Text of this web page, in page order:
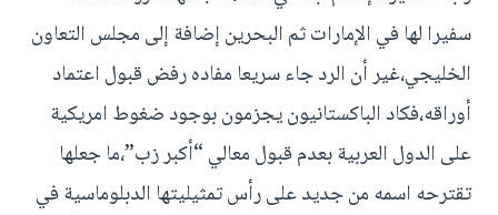
سفيرا لها في الإمارات ثم البحرين إضافة إلى مجلس التعاون
الخليجي،غير أن الرد جاء سريعا مفاده رفض قبول اعتماد
أوراقه،فكاد الباكستانيون يجزمون بوجود ضغوط امريكية
على الدول العربية بعدم قبول معالي “أكبر زب”،ما جعلها
تقترحه اسمه من جديد على رأس تمثيليتها الدبلوماسية في